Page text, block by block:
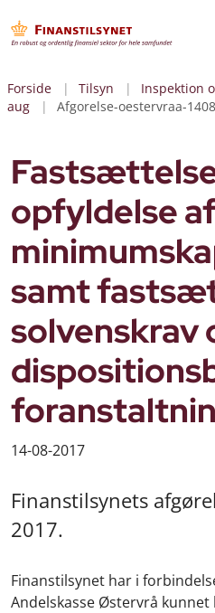
Forside Tilsyn Inspektion
aug
Afgorelse-oestervraa-
opfyldelse
samt
solvenskrav
14-08-2017
Finanstilsynets
2017.
Finanstilsynet har i
Andelskasse Østervrå